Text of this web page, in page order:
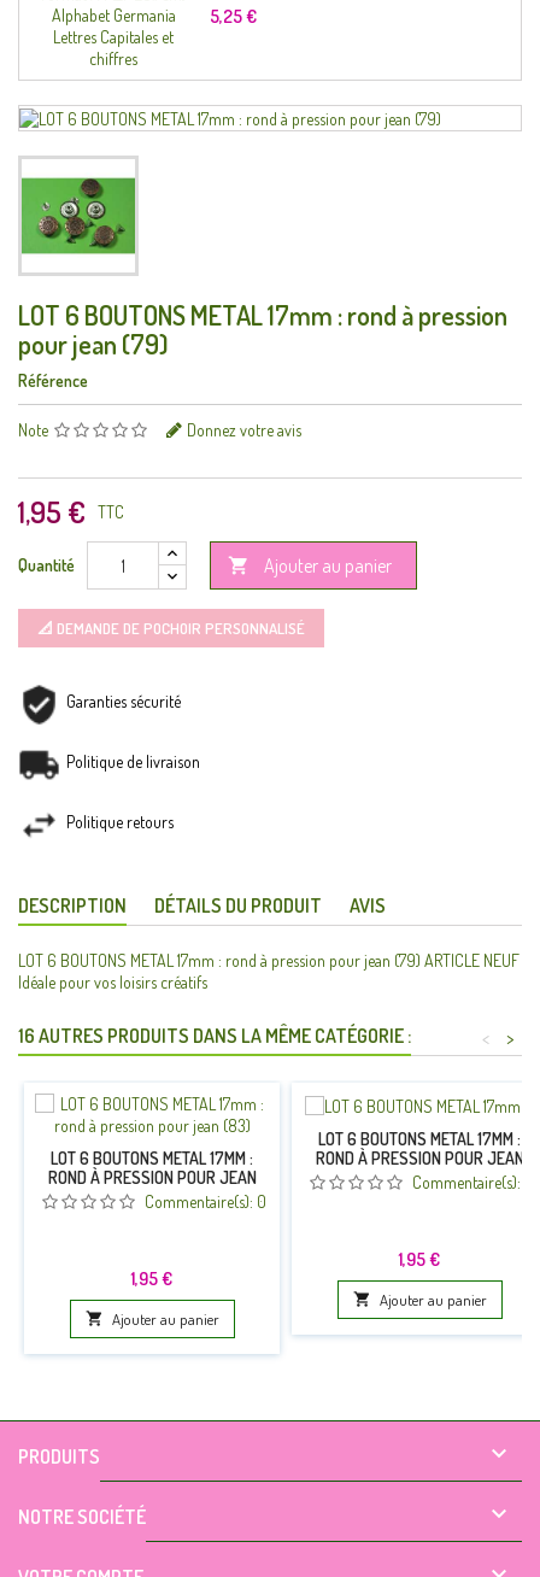
Prix
5,25 €
LOT 6 BOUTONS METAL 17mm : rond à pression
pour jean (79)
Référence
Note Donnez votre avis
1,95 € TTC
Quantité  Ajouter au panier
📐 DEMANDE DE POCHOIR PERSONNALISÉ
Garanties sécurité
Politique de livraison
Politique retours
DESCRIPTION DÉTAILS DU PRODUIT AVIS
LOT 6 BOUTONS METAL 17mm : rond à pression pour jean (79) ARTICLE NEUF
Idéale pour vos loisirs créatifs
16 AUTRES PRODUITS DANS LA MÊME CATÉGORIE : >
<
LOT 6 BOUTONS METAL 17MM :
ROND À PRESSION POUR JEAN
(83)
Commentaire(s): 0
Prix
1,95 €
 Ajouter au panier
LOT 6 BOUTONS METAL 17MM :
ROND À PRESSION POUR JEAN
(10)
Commentaire(s):
Prix
1,95 €
 Ajouter au panier
PRODUITS 
NOTRE SOCIÉTÉ 